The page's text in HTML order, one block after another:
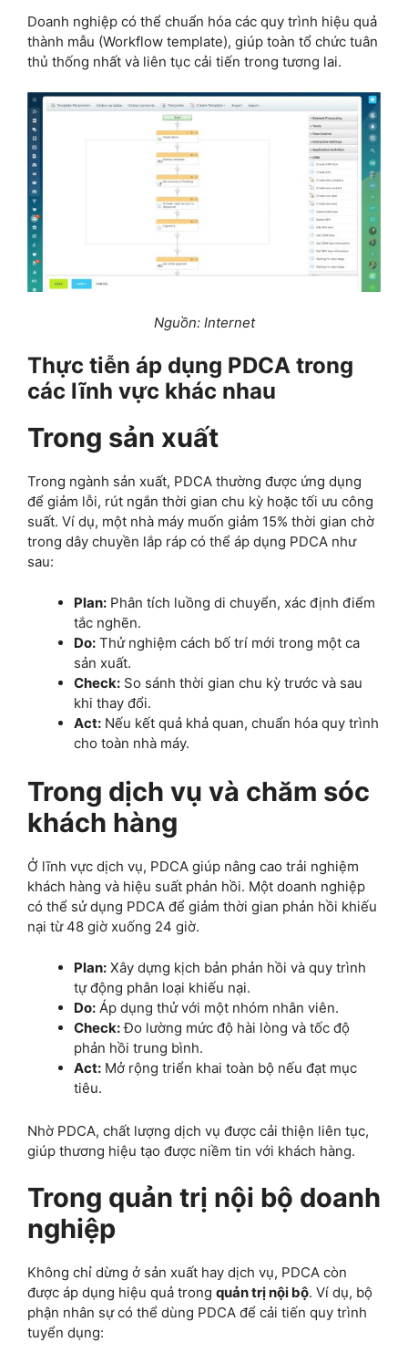
Doanh nghiệp có thể chuẩn hóa các quy trình hiệu quả
thành mẫu (Workflow template), giúp toàn tổ chức tuân
thủ thống nhất và liên tục cải tiến trong tương lai.
Nguồn: Internet
Thực tiễn áp dụng PDCA trong
các lĩnh vực khác nhau
Trong sản xuất
Trong ngành sản xuất, PDCA thường được ứng dụng
để giảm lỗi, rút ngắn thời gian chu kỳ hoặc tối ưu công
suất. Ví dụ, một nhà máy muốn giảm 15% thời gian chờ
trong dây chuyền lắp ráp có thể áp dụng PDCA như
sau:
Plan: Phân tích luồng di chuyển, xác định điểm
tắc nghẽn.
Do: Thử nghiệm cách bố trí mới trong một ca
sản xuất.
Check: So sánh thời gian chu kỳ trước và sau
khi thay đổi.
Act: Nếu kết quả khả quan, chuẩn hóa quy trình
cho toàn nhà máy.
Trong dịch vụ và chăm sóc
khách hàng
Ở lĩnh vực dịch vụ, PDCA giúp nâng cao trải nghiệm
khách hàng và hiệu suất phản hồi. Một doanh nghiệp
có thể sử dụng PDCA để giảm thời gian phản hồi khiếu
nại từ 48 giờ xuống 24 giờ.
Plan: Xây dựng kịch bản phản hồi và quy trình
tự động phân loại khiếu nại.
Do: Áp dụng thử với một nhóm nhân viên.
Check:Đo lường mức độ hài lòng và tốc độ
phản hồi trung bình.
Act: Mở rộng triển khai toàn bộ nếu đạt mục
tiêu.
Nhờ PDCA, chất lượng dịch vụ được cải thiện liên tục,
giúp thương hiệu tạo được niềm tin với khách hàng.
Trong quản trị nội bộ doanh
nghiệp
Không chỉ dừng ở sản xuất hay dịch vụ, PDCA còn
được áp dụng hiệu quả trong quản trị nội bộ. Ví dụ, bộ
phận nhân sự có thể dùng PDCA để cải tiến quy trình
tuyển dụng: